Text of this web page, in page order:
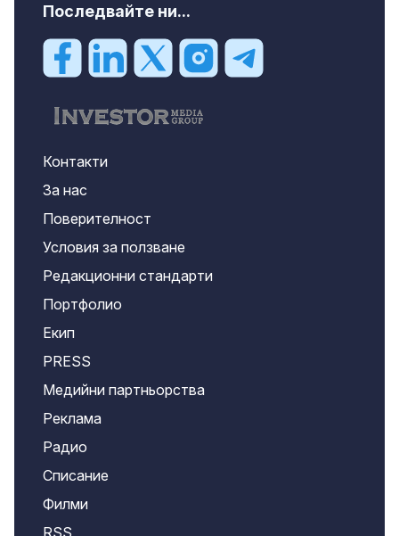
Последвайте ни...
Контакти
За нас
Поверителност
Условия за ползване
Редакционни стандарти
Портфолио
Екип
PRESS
Медийни партньорства
Реклама
Радио
Списание
Филми
RSS